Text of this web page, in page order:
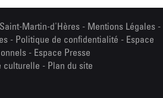
Martin-d'Hères - Mentions Légales-
- Politique de confidentialité - Espace
- Espace Presse
culturelle - Plan du site